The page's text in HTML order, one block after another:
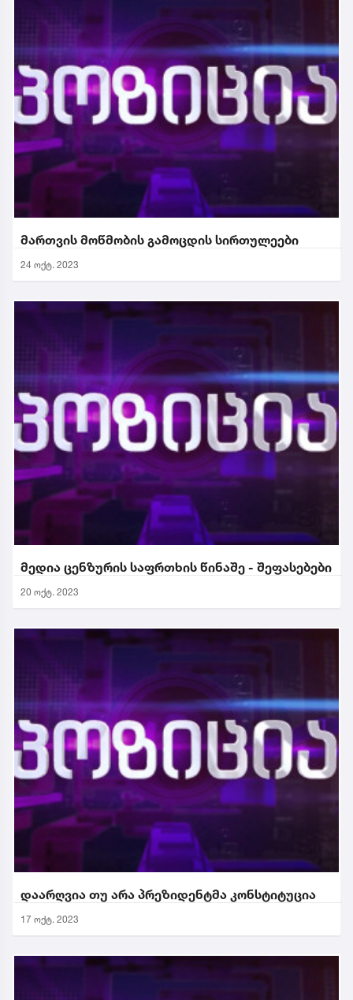
მართვის მოწმობის გამოცდის სირთულეები
24 ოქტ. 2023
მედია ცენზურის საფრთხის წინაშე - შეფასებები
20 ოქტ. 2023
დაარღვია თუ არა პრეზიდენტმა კონსტიტუცია
17 ოქტ. 2023